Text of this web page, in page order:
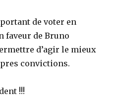
de voter en
faveur de Bruno
d’agir le mieux
convictions.
!!!